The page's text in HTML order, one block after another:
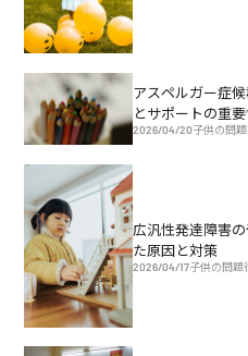
アスペルガー症
とサポートの重要
2026/04/20子供の問
広汎性発達障害
た原因と対策
2026/04/17子供の問題